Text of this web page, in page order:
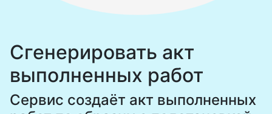
Сгенерировать акт
выполненных работ
Сервис создаёт акт выполненных